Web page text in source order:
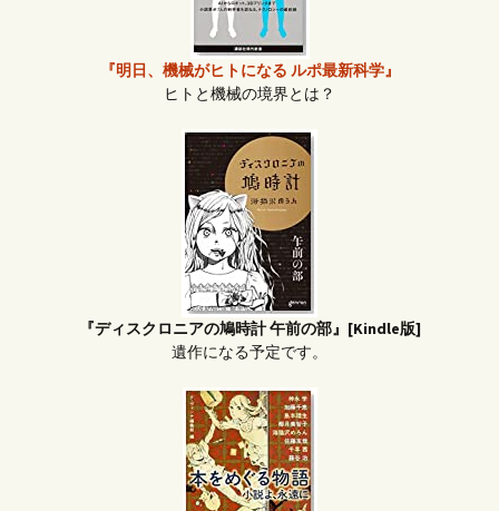
『明日、機械がヒトになる ルポ最新科学』
ヒトと機械の境界とは？
『ディスクロニアの鳩時計 午前の部』[Kindle版]
遺作になる予定です。